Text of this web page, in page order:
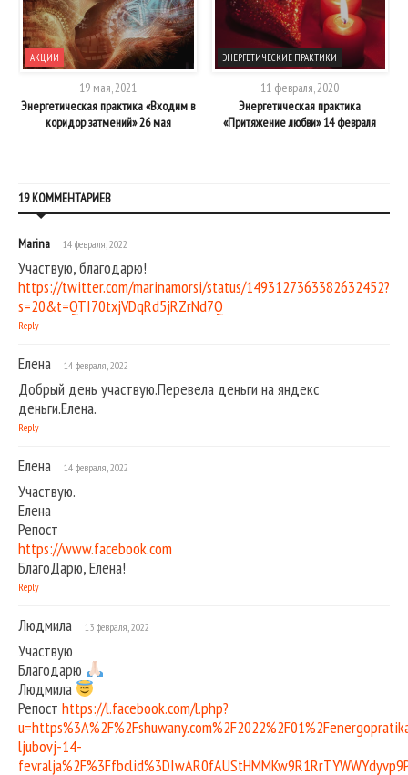
АКЦИИ
19 мая, 2021
Энергетическая практика «Входим в
коридор затмений» 26 мая
ЭНЕРГЕТИЧЕСКИЕ ПРАКТИКИ
11 февраля, 2020
Энергетическая практика
«Притяжение любви» 14 февраля
19 КОММЕНТАРИЕВ
Marina 14 февраля, 2022
Участвую, благодарю!
https://twitter.com/marinamorsi/status/1493127363382632452?
s=20&t=QTI70txjVDqRd5jRZrNd7Q
Reply
Елена 14 февраля, 2022
Добрый день участвую.Перевела деньги на яндекс
деньги.Елена.
Reply
Елена 14 февраля, 2022
Участвую.
Елена
Репост
https://www.facebook.com
БлагоДарю, Елена!
Reply
Людмила 13 февраля, 2022
Участвую
Благодарю
Людмила
Репост https://l.facebook.com/l.php?
ljubovj-14-